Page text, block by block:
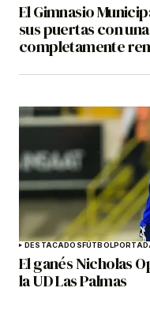
El Gimnasio
sus puertas con
completamente
DESTACADOSFÚTBOL
El ganés Nicholas
la UD Las Palmas